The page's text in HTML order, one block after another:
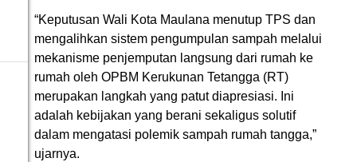
“Keputusan Wali Kota Maulana menutup TPS dan
mengalihkan sistem pengumpulan sampah melalui
mekanisme penjemputan langsung dari rumah ke
rumah oleh OPBM Kerukunan Tetangga (RT)
merupakan langkah yang patut diapresiasi. Ini
adalah kebijakan yang berani sekaligus solutif
dalam mengatasi polemik sampah rumah tangga,”
ujarnya.